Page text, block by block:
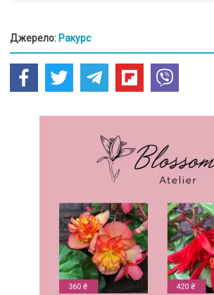
Джерело: Ракурс